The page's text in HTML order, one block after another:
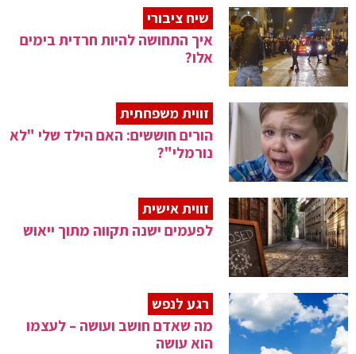
שיח ציבורי
איך התחושה להיות חרדית בימים
אלו?
זווית משפחתית
הורים חוששים: האם הילד שלי "לא
נורמלי"?
זווית אישית
לפעמים ישנה תקווה מתוך ייאוש
רגע לנפש
מה שאדם חושב ועושה – לעצמו
הוא עושה